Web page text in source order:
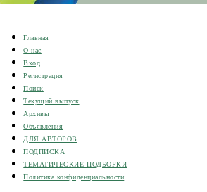
Главная
О нас
Вход
Регистрация
Поиск
Текущий выпуск
Архивы
Объявления
ДЛЯ АВТОРОВ
ПОДПИСКА
ТЕМАТИЧЕСКИЕ ПОДБОРКИ
Политика конфиденциальности